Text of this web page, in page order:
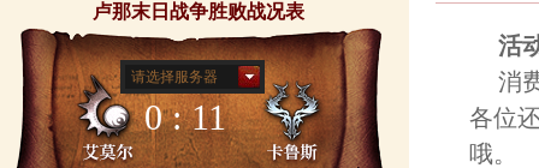
卢那末日战争胜败战况表
请选择服务器
0 : 11
活
消
各位
哦。